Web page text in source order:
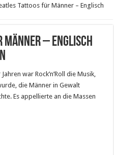
Tattoos für Männer – Englisch
– Englisch
war Rock’n’Roll die Musik,
die Männer in Gewalt
Es appellierte an die Massen